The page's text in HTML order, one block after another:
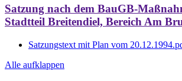
Satzung nach dem BauGB-
Stadtteil Breitendiel, Bereich Am
Satzungstext mit Plan vom
Alle aufklappen